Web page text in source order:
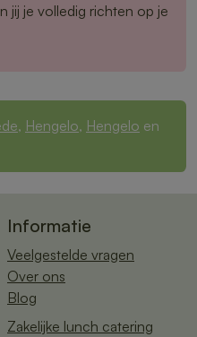
jij je volledig richten op je
, Hengelo, Hengelo en
Informatie
Veelgestelde vragen
Over ons
Blog
Zakelijke lunch catering